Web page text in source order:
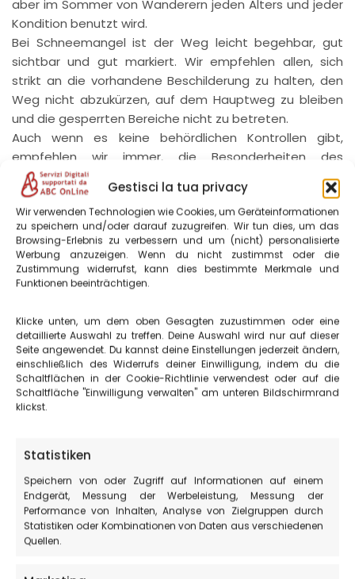
Gestisci la tua privacy
Wir verwenden Technologien wie Cookies, um Geräteinformationen
zu speichern und/oder darauf zuzugreifen. Wir tun dies, um das
Browsing-Erlebnis zu verbessern und um (nicht) personalisierte
Werbung anzuzeigen. Wenn du nicht zustimmst oder die
Zustimmung widerrufst, kann dies bestimmte Merkmale und
Funktionen beeinträchtigen.
Klicke unten, um dem oben Gesagten zuzustimmen oder eine
detaillierte Auswahl zu treffen. Deine Auswahl wird nur auf dieser
Seite angewendet. Du kannst deine Einstellungen jederzeit ändern,
einschließlich des Widerrufs deiner Einwilligung, indem du die
Schaltflächen in der Cookie-Richtlinie verwendest oder auf die
Schaltfläche "Einwilligung verwalten" am unteren Bildschirmrand
klickst.
Statistiken
Speichern von oder Zugriff auf Informationen auf einem
Endgerät, Messung der Werbeleistung, Messung der
Performance von Inhalten, Analyse von Zielgruppen durch
Statistiken oder Kombinationen von Daten aus verschiedenen
Quellen.
aber im Sommer von Wanderern jeden Alters und jeder
Kondition benutzt wird.
Bei Schneemangel ist der Weg leicht begehbar, gut
sichtbar und gut markiert. Wir empfehlen allen, sich
strikt an die vorhandene Beschilderung zu halten, den
Weg nicht abzukürzen, auf dem Hauptweg zu bleiben
und die gesperrten Bereiche nicht zu betreten.
Auch wenn es keine behördlichen Kontrollen gibt,
empfehlen wir immer, die Besonderheiten des
Schutzgebietes unseres Parks zu respektieren. Es
handelt sich um ein Gebiet der Klasse A: keine Hunde,
weder frei noch an der Leine, keine Abfälle auf dem
Boden, kein Feuer und keine Lärmbelästigung.
Detaillierte Informationenzur Anreise zum Monte